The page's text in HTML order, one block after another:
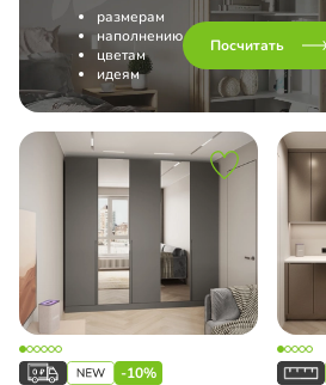
размерам
наполнению
цветам
идеям
Посчитать
-10%